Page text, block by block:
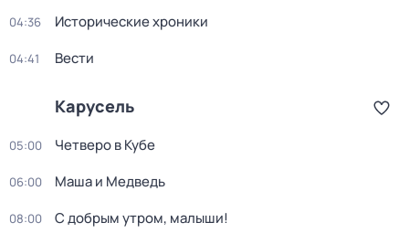
04:36 Исторические хроники
04:41 Вести
Карусель
05:00 Четверо в Кубе
06:00 Маша и Медведь
08:00 С добрым утром, малыши!